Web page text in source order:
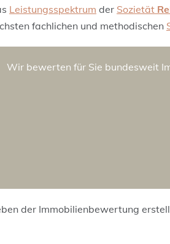
Leistungsspektrum der Sozietät
fachlichen und methodischen
Wir bewerten für Sie bundesweit
der Immobilienbewertung